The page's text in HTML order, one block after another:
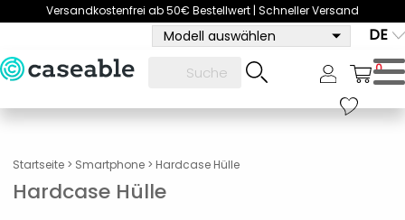
Versandkostenfrei ab 50€ Bestellwert | Schneller Versand
DE
Modell auswählen
0
Startseite > Smartphone > Hardcase Hülle
Hardcase Hülle